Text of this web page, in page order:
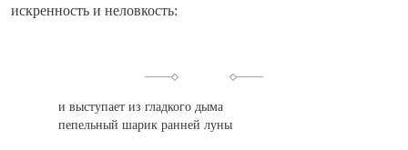
искренность и неловкость:
и выступает из гладкого дыма
пепельный шарик ранней луны